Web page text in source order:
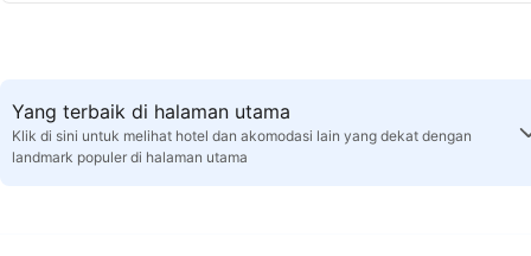
Yang terbaik di halaman utama
Klik di sini untuk melihat hotel dan akomodasi lain yang dekat dengan
landmark populer di halaman utama